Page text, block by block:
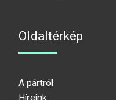
Oldaltérkép
A pártról